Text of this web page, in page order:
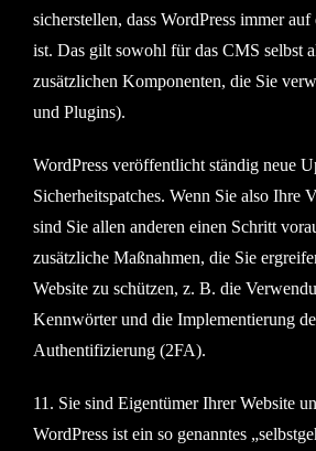
sicherstellen, dass WordPress immer auf
ist. Das gilt sowohl für das CMS selbst
zusätzlichen Komponenten, die Sie
und Plugins).
WordPress veröffentlicht ständig neue
Sicherheitspatches. Wenn Sie also Ihre
sind Sie allen anderen einen Schritt
zusätzliche Maßnahmen, die Sie
Website zu schützen, z. B. die
Kennwörter und die Implementierung
Authentifizierung (2FA).
11. Sie sind Eigentümer Ihrer Website
WordPress ist ein so genanntes